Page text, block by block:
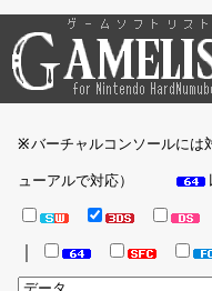
※バーチャルコンソールには
ューアルで対応）